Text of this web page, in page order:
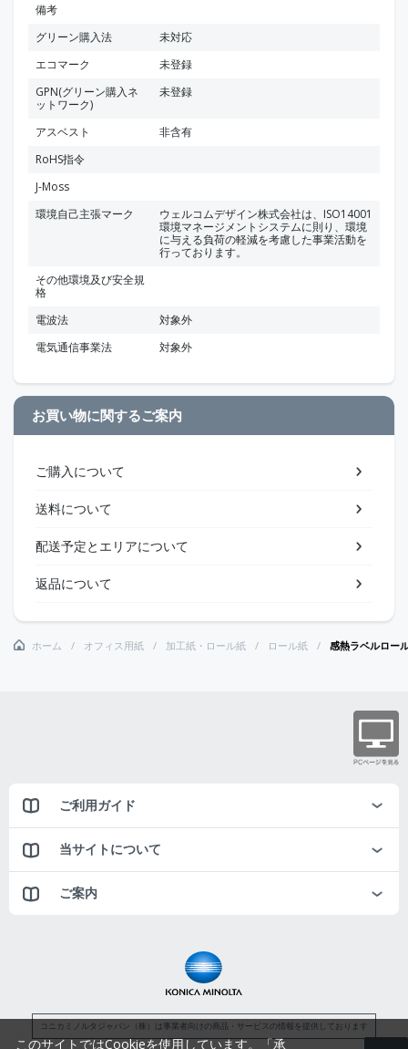
備考
グリーン購入法
未対応
エコマーク
未登録
GPN(グリーン購入ネ
ットワーク)
未登録
アスベスト
非含有
RoHS指令
J-Moss
環境自己主張マーク
ウェルコムデザイン株式会社は、ISO14001
環境マネージメントシステムに則り、環境
に与える負荷の軽減を考慮した事業活動を
行っております。
その他環境及び安全規
格
電波法
対象外
電気通信事業法
対象外
お買い物に関するご案内
ご購入について
送料について
配送予定とエリアについて
返品について
ホーム オフィス用紙 加工紙・ロール紙 ロール紙 感熱ラベルロー
ご利用ガイド
当サイトについて
ご案内
コニカミノルタジャパン（株）は事業者向けの商品・サービスの情報を提供しております
このサイトではCookieを使用しています。「承